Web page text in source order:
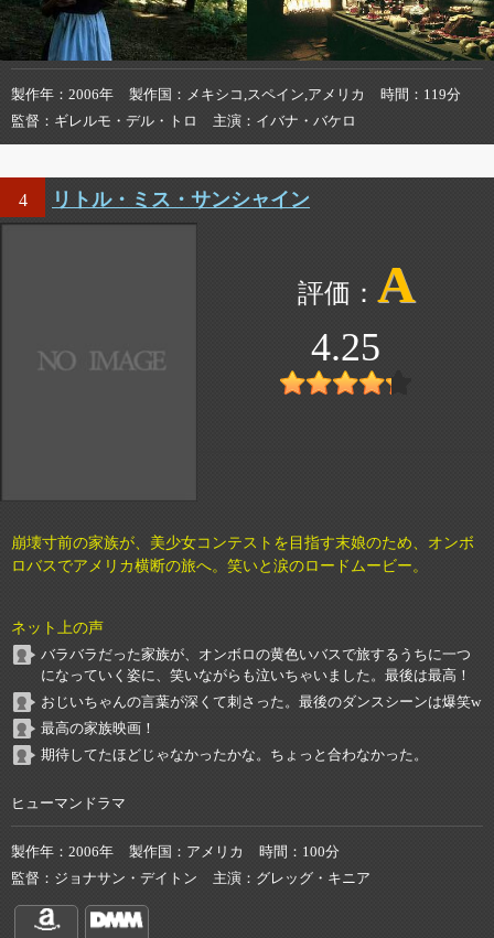
製作年 2006年 製作国 メキシコ,スペイン,アメリカ 時間
119分
監督
ギレルモ・デル・トロ 主演 イバナ・バケロ
4 リトル・ミス・サンシャイン
A
4.25
崩壊寸前の家族が、美少女コンテストを目指す末娘のため、オンボ
ロバスでアメリカ横断の旅へ。笑いと涙のロードムービー。
ネット上の声
バラバラだった家族が、オンボロの黄色いバスで旅するうちに一つ
になっていく姿に、笑いながらも泣いちゃいました。最後は最高！
おじいちゃんの言葉が深くて刺さった。最後のダンスシーンは爆笑w
最高の家族映画！
期待してたほどじゃなかったかな。ちょっと合わなかった。
ヒューマンドラマ
製作年 2006年 製作国 アメリカ 時間
100分
監督
ジョナサン・デイトン 主演 グレッグ・キニア